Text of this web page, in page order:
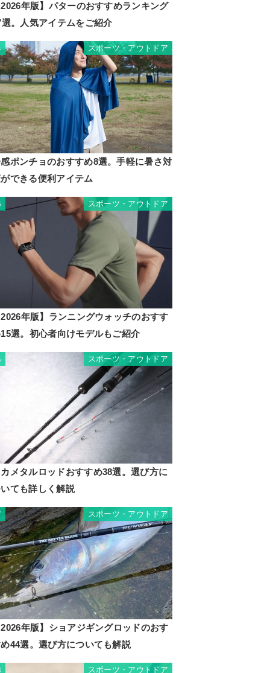
年版】パターのおすすめランキング
選。人気アイテムをご紹介
スポーツ・アウトドア
ポンチョのおすすめ8選。手軽に暑さ対
できる便利アイテム
スポーツ・アウトドア
年版】ランニングウォッチのおすす
選。初心者向けモデルもご紹介
スポーツ・アウトドア
メタルロッドおすすめ38選。選び方に
ても詳しく解説
スポーツ・アウトドア
年版】ショアジギングロッドのおす
44選。選び方についても解説
スポーツ・アウトドア